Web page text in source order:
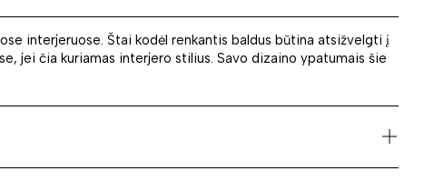
interjeruose. Štai kodėl renkantis baldus būtina atsižvelgti į
jei čia kuriamas interjero stilius. Savo dizaino ypatumais šie